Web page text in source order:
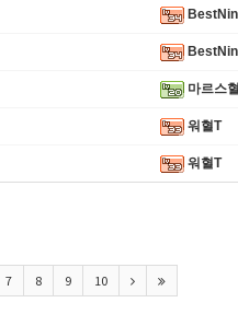
마르스
워혈T
워혈T
7 8 9 10